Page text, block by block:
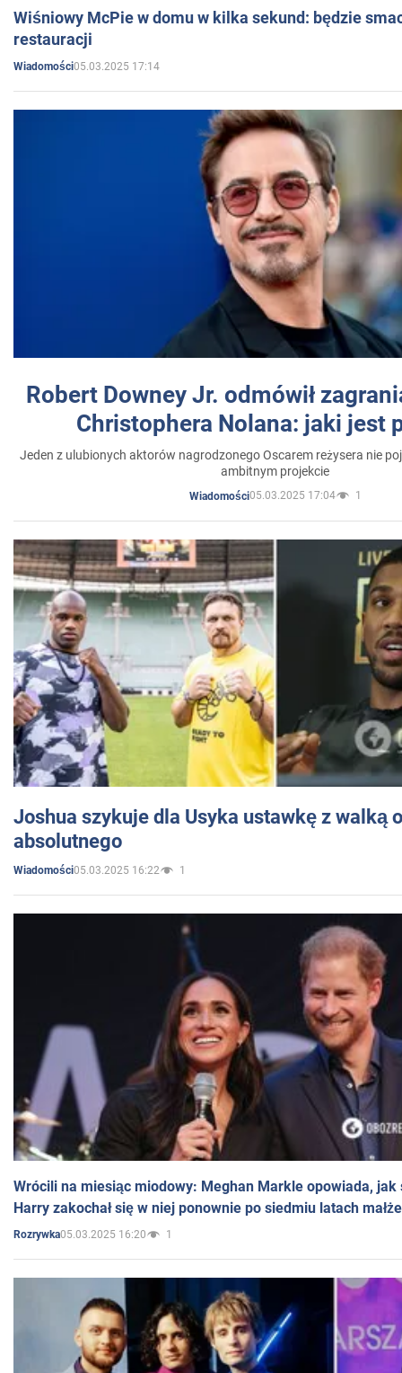
Wiśniowy McPie w domu w kilka sekund: będzie
restauracji
Wiadomości05.03.2025 17:14
Robert Downey Jr. odmówił
Christophera Nolana: jaki jest
Jeden z ulubionych aktorów nagrodzonego Oscarem reżysera nie
ambitnym projekcie
Wiadomości05.03.2025 17:04 1
Joshua szykuje dla Usyka ustawkę z walką
absolutnego
Wiadomości05.03.2025 16:22 1
Wrócili na miesiąc miodowy: Meghan Markle opowiada, jak
Harry zakochał się w niej ponownie po siedmiu latach
Rozrywka05.03.2025 16:20 1